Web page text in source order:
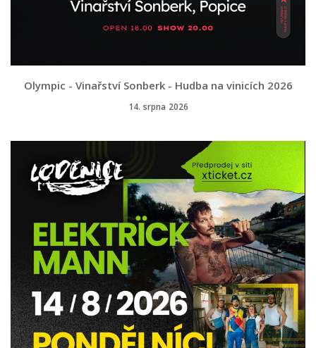
Olympic - Vinařství Sonberk - Hudba na vinicích 2026
14. srpna 2026